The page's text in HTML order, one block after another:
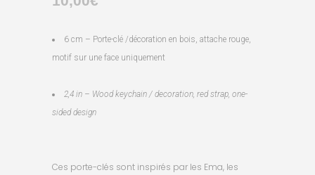
6 cm – Porte-clé /décoration en bois, attache rouge,
motif sur une face uniquement
2,4 in – Wood keychain / decoration, red strap, one-
sided design
Ces porte-clés sont inspirés par les Ema, les